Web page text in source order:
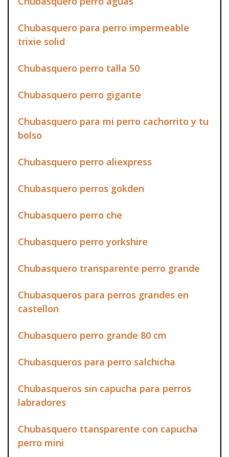
Chubasquero para perro impermeable
trixie solid
Chubasquero perro talla 50
Chubasquero perro gigante
Chubasquero para mi perro cachorrito y tu
bolso
Chubasquero perro aliexpress
Chubasquero perros gokden
Chubasquero perro che
Chubasquero perro yorkshire
Chubasquero transparente perro grande
Chubasqueros para perros grandes en
castellon
Chubasquero perro grande 80 cm
Chubasqueros para perro salchicha
Chubasqueros sin capucha para perros
labradores
Chubasquero ttansparente con capucha
perro mini